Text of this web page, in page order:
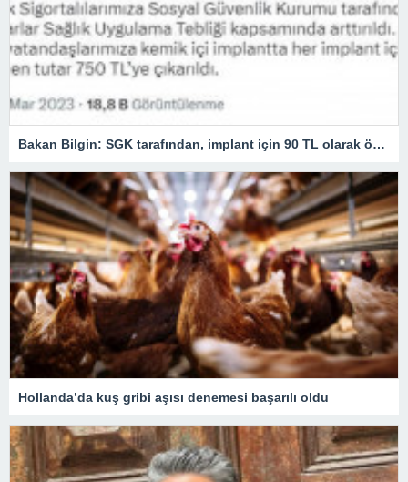
Bakan Bilgin: SGK tarafından, implant için 90 TL olarak ödenen tutar 750 TL’ye çıkarıldı
Hollanda’da kuş gribi aşısı denemesi başarılı oldu